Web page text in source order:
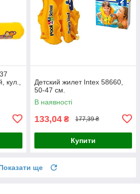
кул.,
Детский жилет Intex 58660,
50-47 см.
В наявності
133,04 ₴ 177,39 ₴
Купити
ще